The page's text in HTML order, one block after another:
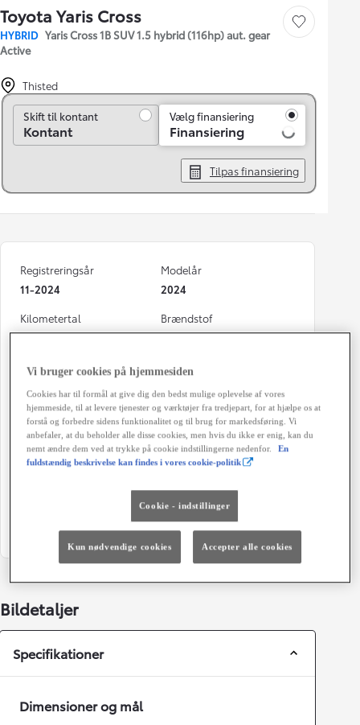
Toyota Yaris Cross
HYBRID Yaris Cross 1B SUV 1.5 hybrid (116hp) aut. gear
Active
Gem bil
Thisted
Skift til kontant
Skift til kontant
Kontant
Vælg finansiering
Finansiering
Tilpas finansiering
Registreringsår
11-2024
Modelår
2024
Kilometertal
18.500 km
Brændstof
Hybrid Benzin
Karosseri
Hestekræfter
Co2 (blandet kørsel)
101 g/km
Geartype
Automatisk gearkasse
Døre
Farve
1.280 kr.
Bildetaljer
Specifikationer
Dimensioner og mål
Vi bruger cookies på hjemmesiden
Cookies har til formål at give dig den bedst mulige oplevelse af vores
hjemmeside, til at levere tjenester og værktøjer fra tredjepart, for at hjælpe os at
forstå og forbedre sidens funktionalitet og til brug for markedsføring. Vi
anbefaler, at du beholder alle disse cookies, men hvis du ikke er enig, kan du
nemt ændre dem ved at trykke på cookie indstillingerne nedenfor.
En
fuldstændig beskrivelse kan findes i vores cookie-politik
Cookie - indstillinger
Kun nødvendige cookies Accepter alle cookies